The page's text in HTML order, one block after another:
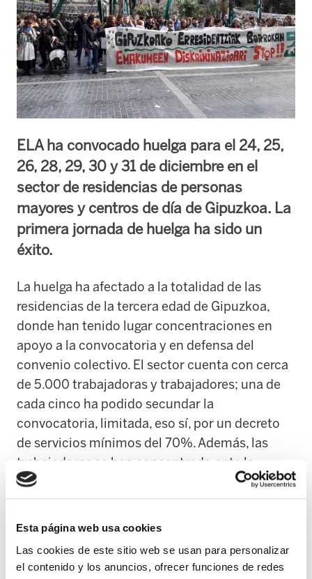
Esta página web usa cookies
Las cookies de este sitio web se usan para personalizar
el contenido y los anuncios, ofrecer funciones de redes
ELA ha convocado huelga para el 24, 25,
26, 28, 29, 30 y 31 de diciembre en el
sector de residencias de personas
mayores y centros de día de Gipuzkoa. La
primera jornada de huelga ha sido un
éxito.
La huelga ha afectado a la totalidad de las
residencias de la tercera edad de Gipuzkoa,
donde han tenido lugar concentraciones en
apoyo a la convocatoria y en defensa del
convenio colectivo. El sector cuenta con cerca
de 5.000 trabajadoras y trabajadores; una de
cada cinco ha podido secundar la
convocatoria, limitada, eso sí, por un decreto
de servicios mínimos del 70%. Además, las
trabajadoras se han concentrado ante la
Diputación de Gipuzkoa.
negociación y nueve días de huelga en el sector
de residencias de personas mayores y centros